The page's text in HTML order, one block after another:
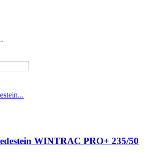
WINTRAC PRO+ 235/50